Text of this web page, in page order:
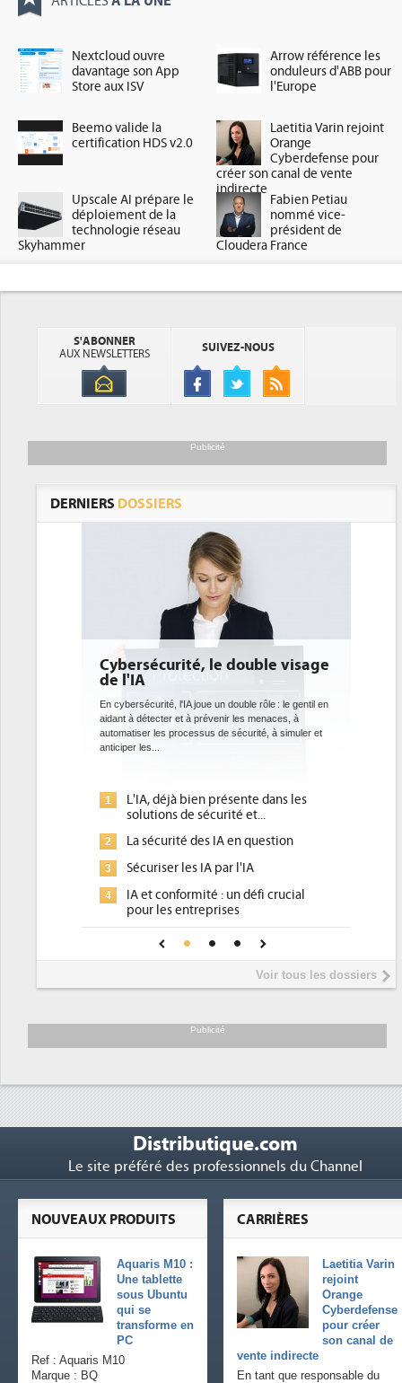
Nextcloud ouvre
davantage son App
Store aux ISV
Arrow référence les
onduleurs d'ABB pour
l'Europe
Beemo valide la
certification HDS v2.0
Laetitia Varin rejoint
Orange
Cyberdefense pour
créer son canal de vente
indirecte
Upscale AI prépare le
déploiement de la
technologie réseau
Skyhammer
Fabien Petiau
nommé vice-
président de
Cloudera France
S'ABONNER
AUX NEWSLETTERS
SUIVEZ-NOUS
Publicité
DERNIERS DOSSIERS
le double visage
un double rôle : le gentil en
les menaces, à
de sécurité, à simuler et
présente dans les
: un défi crucial
DEE: l'efficacité énergétique
bientôt une obligation pour
datacenters
Des datacenters plus durables et plus efficaces,
ce que recherchent les pouvoirs publics européens
1
Qu'est-ce que la DEE (directive
d'efficacité énergétique) ?
2
DEE, une pression administrative
place pour répondre à...
Phocea DC dans les cordes pour la
DEE
Interview de Fabrice Coquio,
président de Digital Realty...
soutient les...
Voir tous les dossiers
Publicité
Distributique.com
Le site préféré des professionnels du Channel
CARRIÈRES
Laetitia Varin
rejoint
Orange
Cyberdefense
pour créer
son canal de
vente indirecte
En tant que responsable du
NOUVEAUX PRODUITS
Aquaris M10 :
Une tablette
sous Ubuntu
qui se
transforme en
PC
Ref : Aquaris M10
Marque : BQ